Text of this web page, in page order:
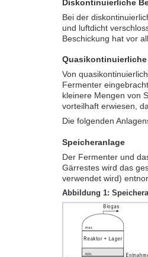
Diskontinuierliche
Bei der
und luftdicht
Beschickung hat vor
Von
Fermenter
kleinere Mengen von
vorteilhaft erwiesen,
Die folgenden
Speicheranlage
Der Fermenter und
Gärrestes wird das
verwendet wird)
Abbildung 1: